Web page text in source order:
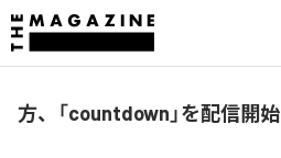
方、「countdown」を配信開始